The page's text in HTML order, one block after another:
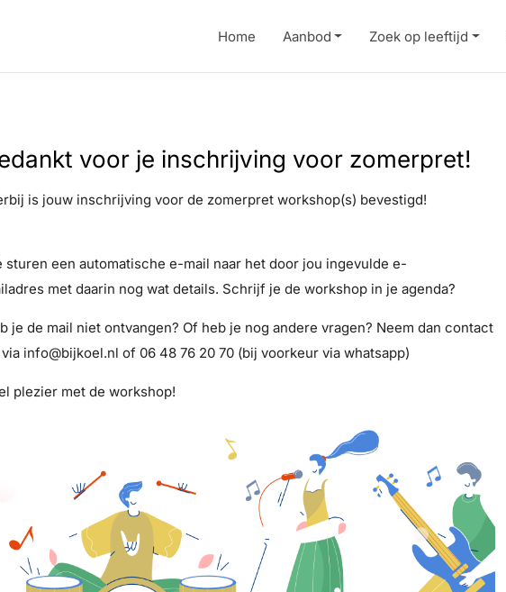
Home Aanbod Zoek op leeftijd
voor je inschrijving voor zomerpret!
is jouw inschrijving voor de zomerpret workshop(s) bevestigd!
sturen een automatische e-mail naar het door jou ingevulde e-
met daarin nog wat details. Schrijf je de workshop in je agenda?
je de mail niet ontvangen? Of heb je nog andere vragen? Neem dan contact
info@bijkoel.nl of 06 48 76 20 70 (bij voorkeur via whatsapp)
plezier met de workshop!